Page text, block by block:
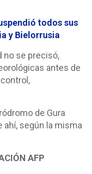
todos sus
y Bielorrusia
no se precisó,
antes de
de Gura
ahí, según la misma
AFP